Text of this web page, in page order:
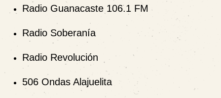
Radio Guanacaste 106.1 FM
Radio Soberanía
Radio Revolución
506 Ondas Alajuelita